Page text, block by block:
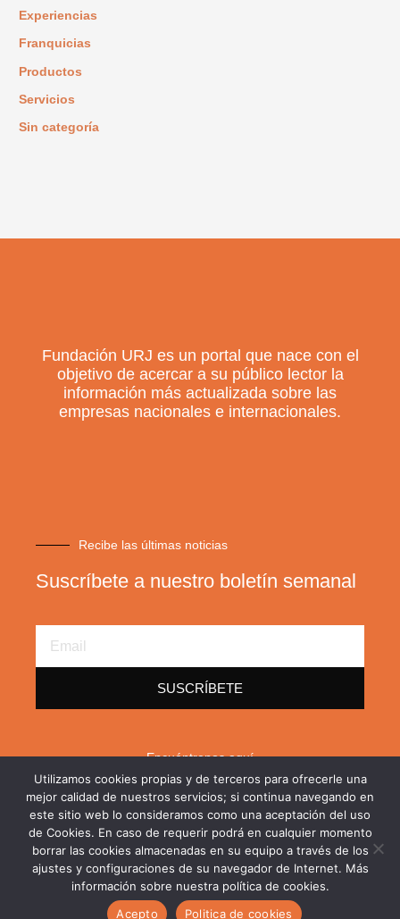
Experiencias
Franquicias
Productos
Servicios
Sin categoría
Fundación URJ es un portal que nace con el
objetivo de acercar a su público lector la
información más actualizada sobre las
empresas nacionales e internacionales.
Recibe las últimas noticias
Suscríbete a nuestro boletín semanal
Address
SUSCRÍBETE
Encuéntrenos aquí
F
c
e
b
o
k
-
X
t
w
i
t
e
r
L
n
k
e
d
n
Copyright © 2026. Todos los derechos reservados
Utilizamos cookies propias y de terceros para ofrecerle una
mejor calidad de nuestros servicios; si continua navegando en
este sitio web lo consideramos como una aceptación del uso
de Cookies. En caso de requerir podrá en cualquier momento
borrar las cookies almacenadas en su equipo a través de los
ajustes y configuraciones de su navegador de Internet. Más
información sobre nuestra política de cookies.
Acepto
Politica de cookies